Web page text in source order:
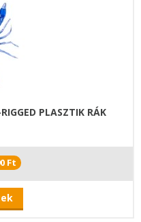
PLASZTIK RÁK
Ft